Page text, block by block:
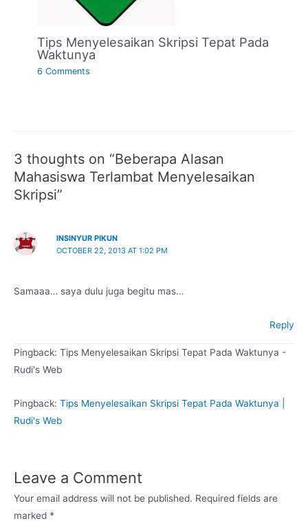
Tips Menyelesaikan Skripsi Tepat Pada
Waktunya
6 Comments
3 thoughts on “Beberapa Alasan
Mahasiswa Terlambat Menyelesaikan
Skripsi”
INSINYUR PIKUN
OCTOBER 22, 2013 AT 1:02 PM
Samaaa… saya dulu juga begitu mas…
Reply
Pingback: Tips Menyelesaikan Skripsi Tepat Pada Waktunya -
Rudi's Web
Pingback: Tips Menyelesaikan Skripsi Tepat Pada Waktunya |
Rudi's Web
Leave a Comment
Your email address will not be published. Required fields are
marked *